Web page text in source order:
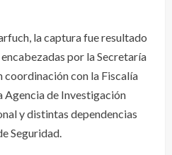
la captura fue resultado
por la Secretaría
coordinación con la Fiscalía
Agencia de Investigación
y distintas dependencias
Seguridad.